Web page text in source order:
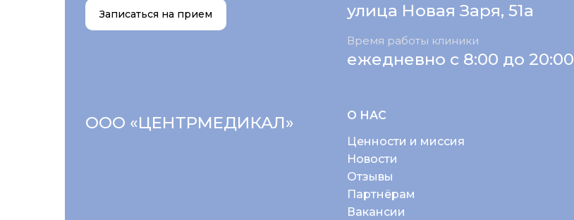
О НАС
Ценности и миссия
Новости
Отзывы
Партнёрам
Вакансии
ежедневно с 8:00 до 20:00
Время работы клиники
улица Новая Заря, 51а
ООО «ЦЕНТРМЕДИКАЛ»
Записаться на прием